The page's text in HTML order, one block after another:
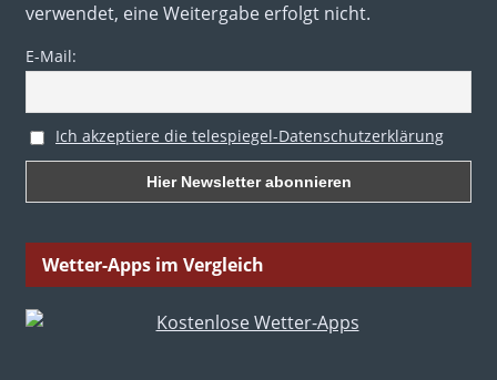
verwendet, eine Weitergabe erfolgt nicht.
E-Mail:
Ich akzeptiere die telespiegel-Datenschutzerklärung
Wetter-Apps im Vergleich